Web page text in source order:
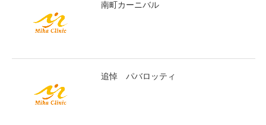
南町カーニバル
追悼 パバロッティ